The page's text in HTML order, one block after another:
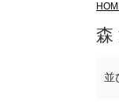
森
並